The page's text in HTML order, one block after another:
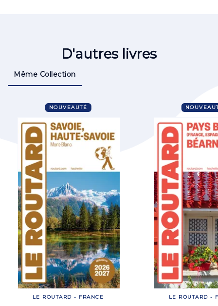
D'autres livres
Même Collection
NOUVEAUTÉ
LE ROUTARD - FRANCE LE ROUTARD -